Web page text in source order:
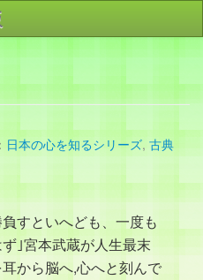
内
日本の心を知るシリーズ, 古典
負すといへども、一度も
｣宮本武蔵が人生最末
から脳へ,心へと刻んで